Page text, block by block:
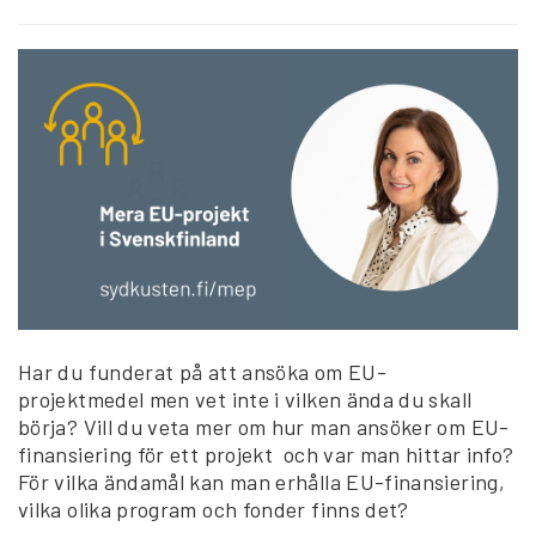
Har du funderat på att ansöka om EU-
projektmedel men vet inte i vilken ända du skall
börja? Vill du veta mer om hur man ansöker om EU-
finansiering för ett projekt och var man hittar info?
För vilka ändamål kan man erhålla EU-finansiering,
vilka olika program och fonder finns det?